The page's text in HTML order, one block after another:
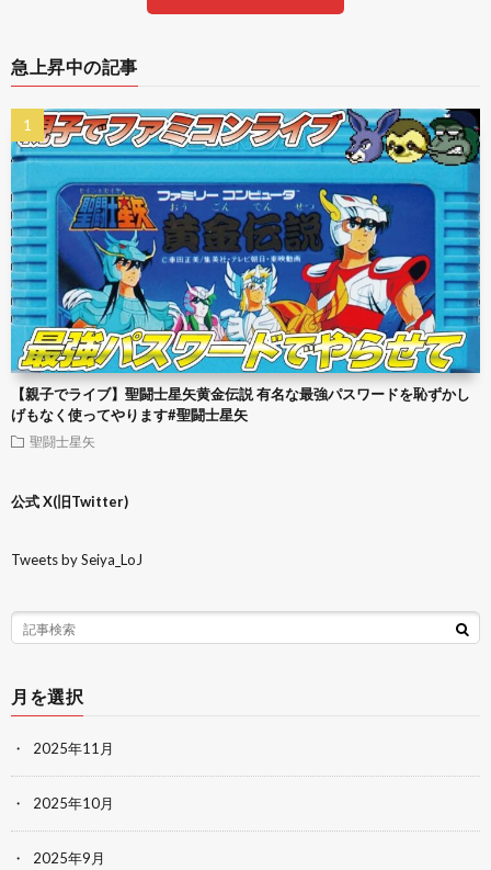
急上昇中の記事
【親子でライブ】聖闘士星矢黄金伝説 有名な最強パスワードを恥ずかし
げもなく使ってやります#聖闘士星矢
聖闘士星矢
公式 X(旧Twitter)
Tweets by Seiya_LoJ
月を選択
2025年11月
2025年10月
2025年9月